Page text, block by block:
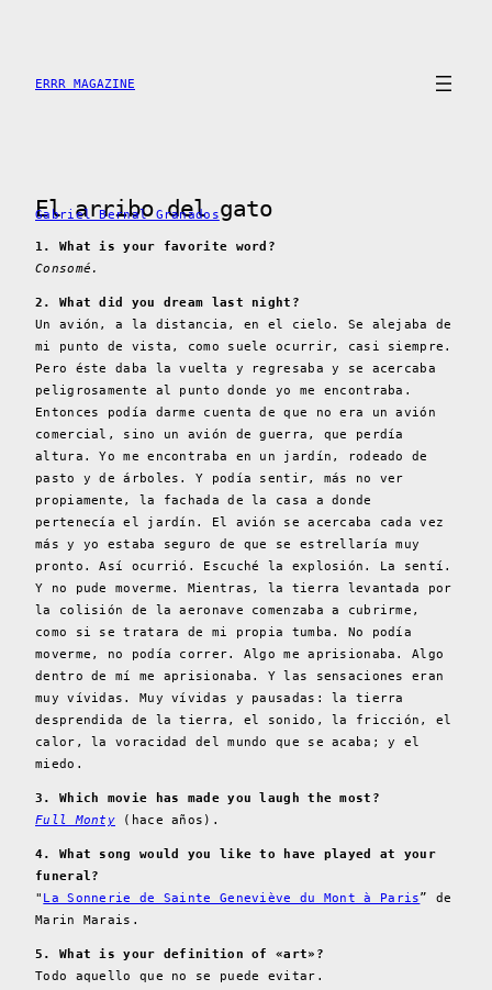
content
ERRR MAGAZINE
El arribo del gato
Gabriel Bernal Granados
1. What is your favorite word?
Consomé.
2. What did you dream last night?
Un avión, a la distancia, en el cielo. Se alejaba de
mi punto de vista, como suele ocurrir, casi siempre.
Pero éste daba la vuelta y regresaba y se acercaba
peligrosamente al punto donde yo me encontraba.
Entonces podía darme cuenta de que no era un avión
comercial, sino un avión de guerra, que perdía
altura. Yo me encontraba en un jardín, rodeado de
pasto y de árboles. Y podía sentir, más no ver
propiamente, la fachada de la casa a donde
pertenecía el jardín. El avión se acercaba cada vez
más y yo estaba seguro de que se estrellaría muy
pronto. Así ocurrió. Escuché la explosión. La sentí.
Y no pude moverme. Mientras, la tierra levantada por
la colisión de la aeronave comenzaba a cubrirme,
como si se tratara de mi propia tumba. No podía
moverme, no podía correr. Algo me aprisionaba. Algo
dentro de mí me aprisionaba. Y las sensaciones eran
muy vívidas. Muy vívidas y pausadas: la tierra
desprendida de la tierra, el sonido, la fricción, el
calor, la voracidad del mundo que se acaba; y el
miedo.
3. Which movie has made you laugh the most?
Full Monty (hace años).
4. What song would you like to have played at your
funeral?
" La Sonnerie de Sainte Geneviève du Mont à Paris” de
Marin Marais.
5. What is your definition of «art»?
Todo aquello que no se puede evitar.